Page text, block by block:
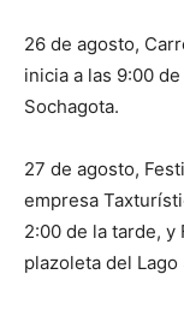
26 de agosto,
inicia a las 9:00
Sochagota.
27 de agosto,
empresa
2:00 de la tarde, y
plazoleta del Lago